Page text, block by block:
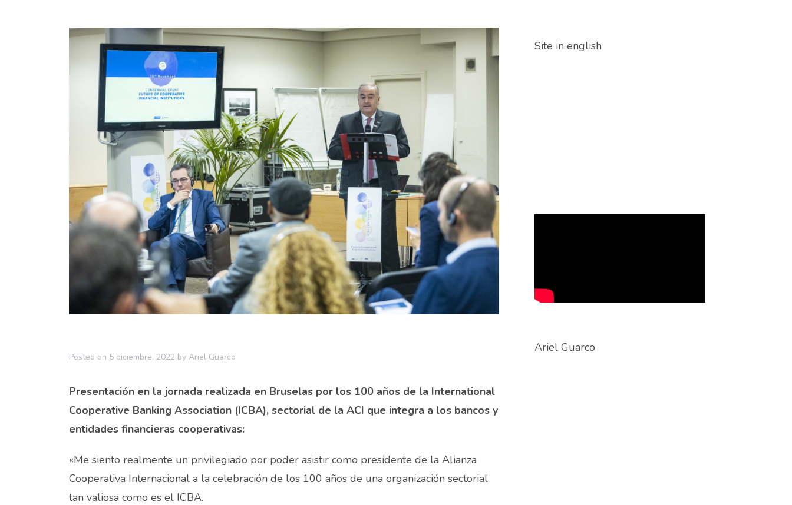
Posted on 5 diciembre, 2022 by Ariel Guarco
Presentación en la jornada realizada en Bruselas por los 100 años de la International
Cooperative Banking Association (ICBA), sectorial de la ACI que integra a los bancos y
entidades financieras cooperativas:
«Me siento realmente un privilegiado por poder asistir como presidente de la Alianza
Cooperativa Internacional a la celebración de los 100 años de una organización sectorial
tan valiosa como es el ICBA.
Site in english
Ariel Guarco